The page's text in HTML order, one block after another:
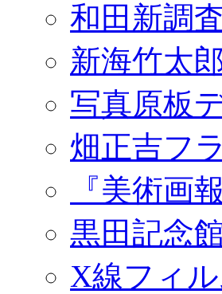
和田新調
新海竹太
写真原板
畑正吉フ
『美術画
黒田記念
X線フィ